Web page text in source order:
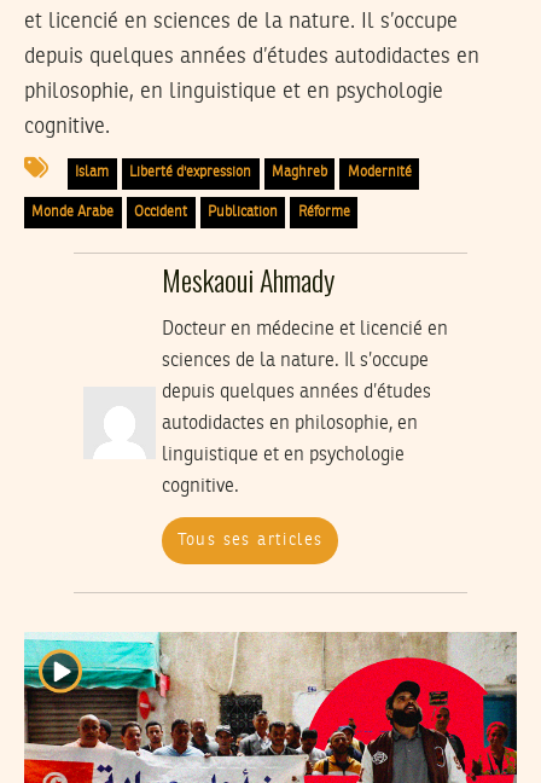
et licencié en sciences de la nature. Il s’occupe
depuis quelques années d’études autodidactes en
philosophie, en linguistique et en psychologie
cognitive.
Islam Liberté d'expression Maghreb Modernité
Monde Arabe Occident Publication Réforme
Meskaoui Ahmady
Docteur en médecine et licencié en
sciences de la nature. Il s’occupe
depuis quelques années d’études
autodidactes en philosophie, en
linguistique et en psychologie
cognitive.
Tous ses articles